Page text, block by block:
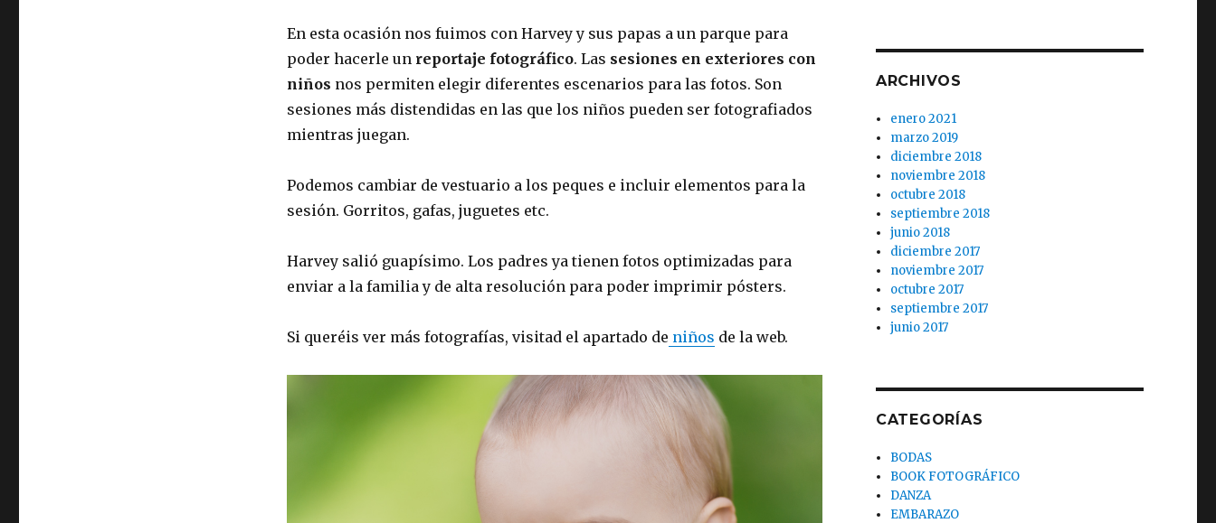
En esta ocasión nos fuimos con Harvey y sus papas a un parque para
poder hacerle un reportaje fotográfico. Las sesiones en exteriores con
niños nos permiten elegir diferentes escenarios para las fotos. Son
sesiones más distendidas en las que los niños pueden ser fotografiados
mientras juegan.
Podemos cambiar de vestuario a los peques e incluir elementos para la
sesión. Gorritos, gafas, juguetes etc.
Harvey salió guapísimo. Los padres ya tienen fotos optimizadas para
enviar a la familia y de alta resolución para poder imprimir pósters.
Si queréis ver más fotografías, visitad el apartado de niños de la web.
ARCHIVOS
enero 2021
marzo 2019
diciembre 2018
noviembre 2018
octubre 2018
septiembre 2018
junio 2018
diciembre 2017
noviembre 2017
octubre 2017
septiembre 2017
junio 2017
CATEGORÍAS
BODAS
BOOK FOTOGRÁFICO
DANZA
EMBARAZO